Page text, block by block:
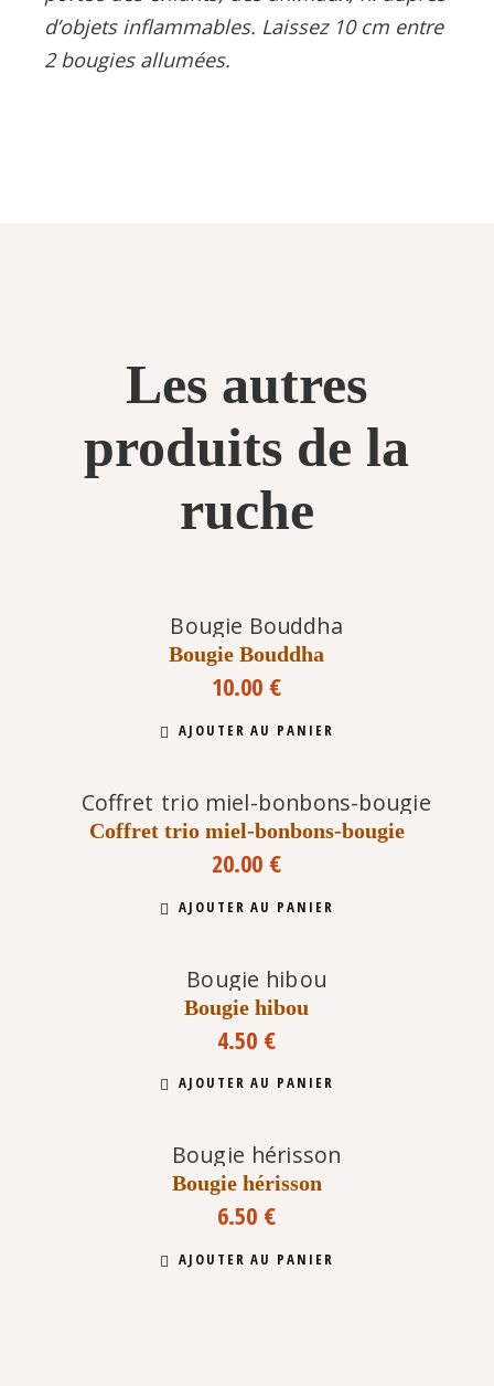
d’objets inflammables. Laissez 10 cm entre
2 bougies allumées.
Les autres
produits de la
ruche
Bougie Bouddha
10.00 €
AJOUTER AU PANIER
Coffret trio miel-bonbons-bougie
20.00 €
AJOUTER AU PANIER
Bougie hibou
4.50 €
AJOUTER AU PANIER
Bougie hérisson
6.50 €
AJOUTER AU PANIER